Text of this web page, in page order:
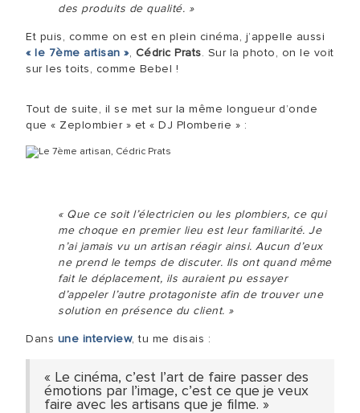
des produits de qualité. »
Et puis, comme on est en plein cinéma, j’appelle aussi
« le 7ème artisan », Cédric Prats. Sur la photo, on le voit
sur les toits, comme Bebel !
Tout de suite, il se met sur la même longueur d’onde
que « Zeplombier » et « DJ Plomberie » :
« Que ce soit l’électricien ou les plombiers, ce qui
me choque en premier lieu est leur familiarité. Je
n’ai jamais vu un artisan réagir ainsi. Aucun d’eux
ne prend le temps de discuter. Ils ont quand même
fait le déplacement, ils auraient pu essayer
d’appeler l’autre protagoniste afin de trouver une
solution en présence du client. »
Dans une interview, tu me disais :
« Le cinéma, c’est l’art de faire passer des
émotions par l’image, c’est ce que je veux
faire avec les artisans que je filme. »